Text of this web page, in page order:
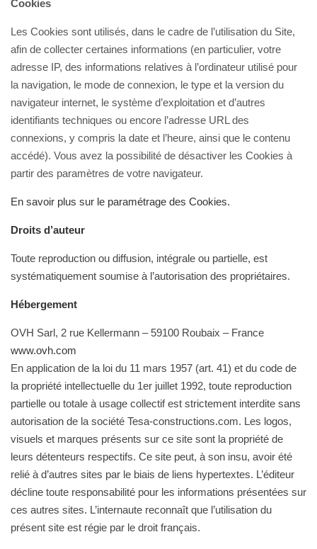
Cookies
Les Cookies sont utilisés, dans le cadre de l’utilisation du Site,
afin de collecter certaines informations (en particulier, votre
adresse IP, des informations relatives à l’ordinateur utilisé pour
la navigation, le mode de connexion, le type et la version du
navigateur internet, le système d’exploitation et d’autres
identifiants techniques ou encore l’adresse URL des
connexions, y compris la date et l’heure, ainsi que le contenu
accédé). Vous avez la possibilité de désactiver les Cookies à
partir des paramètres de votre navigateur.
En savoir plus sur le paramétrage des Cookies.
Droits d’auteur
Toute reproduction ou diffusion, intégrale ou partielle, est
systématiquement soumise à l’autorisation des propriétaires.
Hébergement
OVH Sarl, 2 rue Kellermann – 59100 Roubaix – France
www.ovh.com
En application de la loi du 11 mars 1957 (art. 41) et du code de
la propriété intellectuelle du 1er juillet 1992, toute reproduction
partielle ou totale à usage collectif est strictement interdite sans
autorisation de la société Tesa-constructions.com. Les logos,
visuels et marques présents sur ce site sont la propriété de
leurs détenteurs respectifs. Ce site peut, à son insu, avoir été
relié à d’autres sites par le biais de liens hypertextes. L’éditeur
décline toute responsabilité pour les informations présentées sur
ces autres sites. L’internaute reconnaît que l’utilisation du
présent site est régie par le droit français.